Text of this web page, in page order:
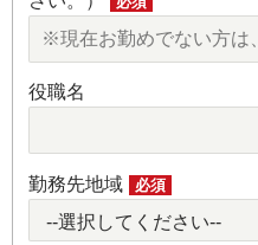
役職名
勤務先地域 必須